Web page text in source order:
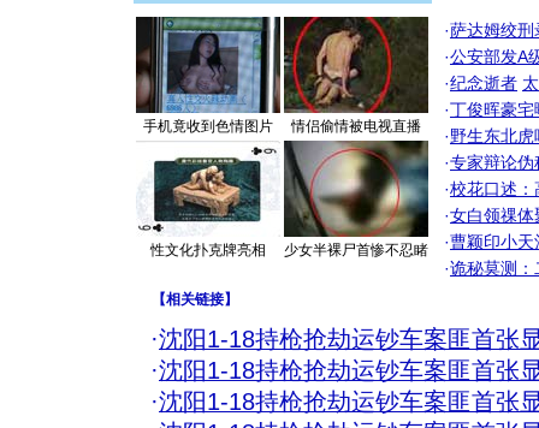
手机竟收到色情图片 情侣偷情被电视直播
性文化扑克牌亮相 少女半裸尸首惨不忍睹
·萨达姆绞刑
·公安部发A
·纪念逝者
·丁俊晖豪
·野生东北
·专家辩论伪
·校花口述：
·女白领祼体
·曹颖印小天
·诡秘莫测：
【相关链接】
·沈阳1-18持枪抢劫运钞车案匪首张
·沈阳1-18持枪抢劫运钞车案匪首张
·沈阳1-18持枪抢劫运钞车案匪首张